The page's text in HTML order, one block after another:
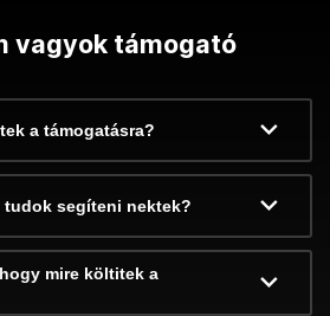
vagyok támogató
a támogatásra?
tudok segíteni nektek?
mire költitek a